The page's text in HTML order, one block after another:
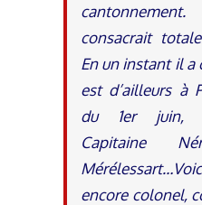
consacrait
En un instant il a
est d’ailleurs à
du 1er juin,
Capitaine
encore colonel,